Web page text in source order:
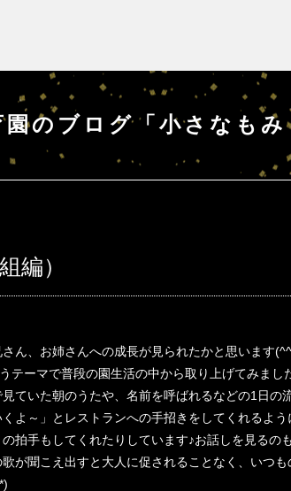
園のブログ「小さなも
編）
ん、お姉さんへの成長が見られたかと思います
テーマで普段の園生活の中から取り上げてみまし
ていた朝のうたや、名前を呼ばれるなどの1日の
よ～」とレストランへの手招きをしてくれるよう
拍手もしてくれたりしています♪お話しを見るの
が聞こえ出すと大人に促されることなく、いつも